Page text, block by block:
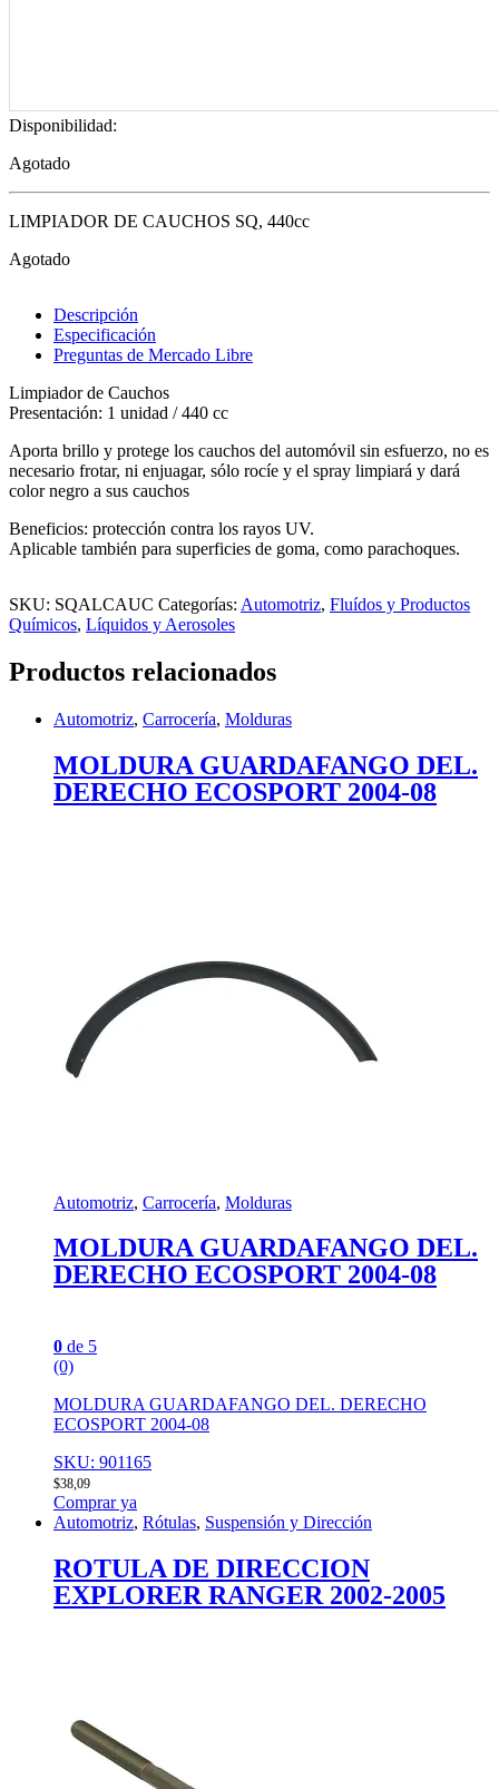
Disponibilidad:
Agotado
LIMPIADOR DE CAUCHOS SQ, 440cc
Agotado
Descripción
Especificación
Preguntas de Mercado Libre
Limpiador de Cauchos
Presentación: 1 unidad / 440 cc
Aporta brillo y protege los cauchos del automóvil sin esfuerzo, no es
necesario frotar, ni enjuagar, sólo rocíe y el spray limpiará y dará
color negro a sus cauchos
Beneficios: protección contra los rayos UV.
Aplicable también para superficies de goma, como parachoques.
SKU: SQALCAUC Categorías: Automotriz, Fluídos y Productos
Químicos, Líquidos y Aerosoles
Productos relacionados
Automotriz, Carrocería, Molduras
MOLDURA GUARDAFANGO DEL.
DERECHO ECOSPORT 2004-08
Automotriz, Carrocería, Molduras
MOLDURA GUARDAFANGO DEL.
DERECHO ECOSPORT 2004-08
0 de 5
(0)
MOLDURA GUARDAFANGO DEL. DERECHO
ECOSPORT 2004-08
SKU: 901165
$38,09
Comprar ya
Automotriz, Rótulas, Suspensión y Dirección
ROTULA DE DIRECCION
EXPLORER RANGER 2002-2005